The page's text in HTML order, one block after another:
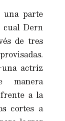
una parte
Dern
de tres
actriz
manera
a la
cortes a